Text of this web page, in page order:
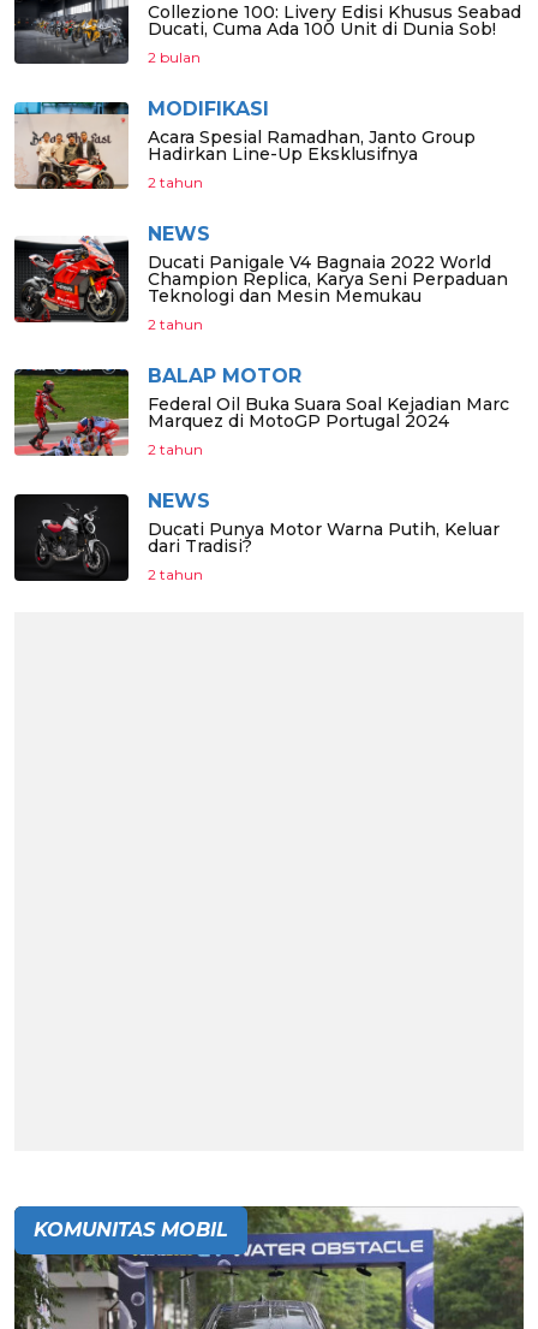
Collezione 100: Livery Edisi Khusus Seabad
Ducati, Cuma Ada 100 Unit di Dunia Sob!
2 bulan
MODIFIKASI
Acara Spesial Ramadhan, Janto Group
Hadirkan Line-Up Eksklusifnya
2 tahun
NEWS
Ducati Panigale V4 Bagnaia 2022 World
Champion Replica, Karya Seni Perpaduan
Teknologi dan Mesin Memukau
2 tahun
BALAP MOTOR
Federal Oil Buka Suara Soal Kejadian Marc
Marquez di MotoGP Portugal 2024
2 tahun
NEWS
Ducati Punya Motor Warna Putih, Keluar
dari Tradisi?
2 tahun
KOMUNITAS MOBIL